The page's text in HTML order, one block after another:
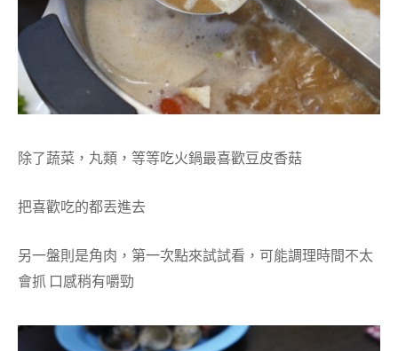
除了蔬菜，丸類，等等吃火鍋最喜歡豆皮香菇
把喜歡吃的都丟進去
另一盤則是角肉，第一次點來試試看，可能調理時間不太
會抓 口感稍有嚼勁